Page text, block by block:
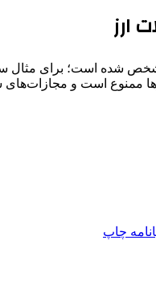
ارز
شده است؛ برای مثال
ممنوع است و
چاپ